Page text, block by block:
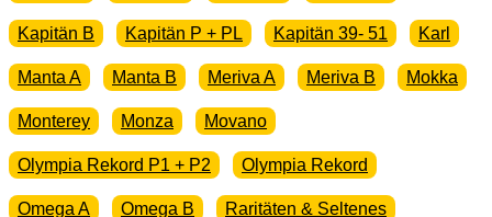
Kapitän B Kapitän P + PL Kapitän 39- 51 Karl
Manta A Manta B Meriva A Meriva B Mokka
Monterey Monza Movano
Olympia Rekord P1 + P2 Olympia Rekord
Omega A Omega B Raritäten & Seltenes